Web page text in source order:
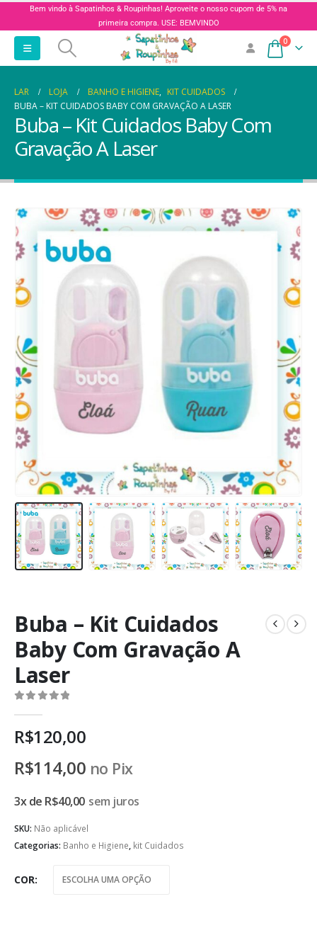
Bem vindo à Sapatinhos & Roupinhas! Aproveite o nosso cupom de 5% na
primeira compra. USE: BEMVINDO
0
LAR LOJA BANHO E HIGIENE, KIT CUIDADOS
BUBA – KIT CUIDADOS BABY COM GRAVAÇÃO A LASER
Buba – Kit Cuidados Baby Com
Gravação A Laser
Buba – Kit Cuidados
Baby Com Gravação A
Laser
R$120,00
R$114,00 no Pix
3x de R$40,00 sem juros
SKU: Não aplicável
Categorias: Banho e Higiene, kit Cuidados
COR